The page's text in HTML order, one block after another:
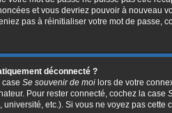
et vous devriez pouvoir à nouveau
pas à réinitialiser votre mot de passe,
déconnecté ?
Se souvenir de moi lors de votre
Pour rester connecté, cochez la case
etc.). Si vous ne voyez pas